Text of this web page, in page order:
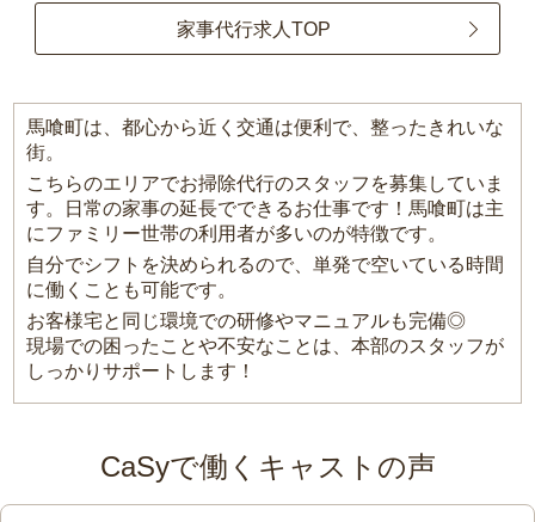
家事代行求人TOP
馬喰町は、都心から近く交通は便利で、整ったきれいな
街。
こちらのエリアでお掃除代行のスタッフを募集していま
す。日常の家事の延長でできるお仕事です！馬喰町は主
にファミリー世帯の利用者が多いのが特徴です。
自分でシフトを決められるので、単発で空いている時間
に働くことも可能です。
お客様宅と同じ環境での研修やマニュアルも完備◎
現場での困ったことや不安なことは、本部のスタッフが
しっかりサポートします！
CaSyで働くキャストの声